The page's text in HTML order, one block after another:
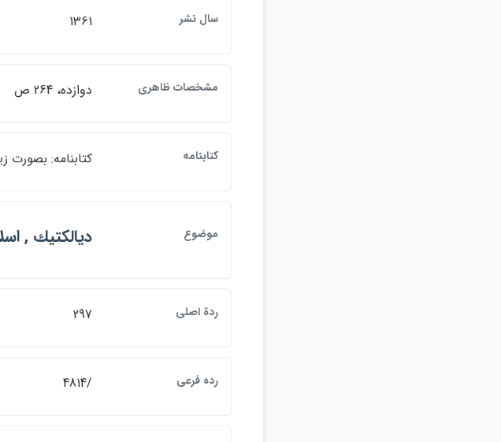
سال نشر 1361
مشخصات ظاهري دوازده، 264 ص
كتابنامه كتابنامه: بصورت
موضوع ديالكتيك ,
ردة اصلي 297
رده فرعي /4814